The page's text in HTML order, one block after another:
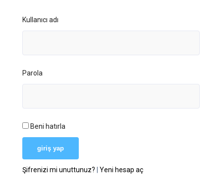
Kullanıcı adı
Parola
Beni hatırla
Şifrenizi mi unuttunuz? Yeni hesap aç